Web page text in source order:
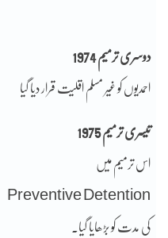
دوسری ترمیم 1974
احمدیوں کو غیر مسلم اقلیت قرار دیا گیا
تیسری ترمیم 1975
اس ترمیم میں
Preventive Detention
کی مدت کو بڑھایا گیا۔